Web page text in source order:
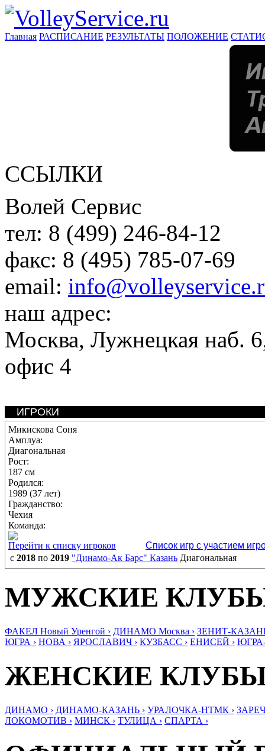
Главная РАСПИСАНИЕ РЕЗУЛЬТАТЫ ПОЛОЖЕНИЕ
ССЫЛКИ
Волей Сервис
тел: 8 (499) 246-84-12
факс: 8 (495) 785-07-69
email:
наш адрес:
Москва, Лужнецкая наб.
офис 4
ИГРОКИ
Микискова Соня
Амплуа:
Диагональная
Рост:
187 см
Родился:
1989 (37 лет)
Гражданство:
Чехия
Команда:
Перейти к списку игроков
Список игр с участием
с 2018 по 2019 "Динамо-Ак Барс" Казань Диагональная
МУЖСКИЕ
ФАКЕЛ Новый Уренгой › ДИНАМО Москва › ЗЕНИТ-
ЮГРА › НОВА › ЯРОСЛАВИЧ › КУЗБАСС › ЕНИСЕЙ ›
ЖЕНСКИЕ
ДИНАМО › ДИНАМО-КАЗАНЬ › УРАЛОЧКА-НТМК ›
ЛОКОМОТИВ › МИНСК › ТУЛИЦА › СПАРТА ›